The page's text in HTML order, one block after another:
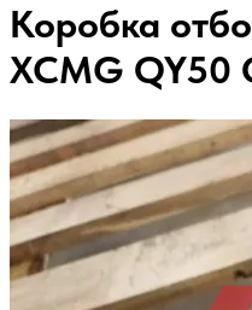
Коробка
XCMG QY50